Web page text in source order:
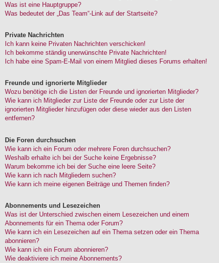
Was ist eine Hauptgruppe?
Was bedeutet der „Das Team“-Link auf der Startseite?
Private Nachrichten
Ich kann keine Privaten Nachrichten verschicken!
Ich bekomme ständig unerwünschte Private Nachrichten!
Ich habe eine Spam-E-Mail von einem Mitglied dieses Forums erhalten!
Freunde und ignorierte Mitglieder
Wozu benötige ich die Listen der Freunde und ignorierten Mitglieder?
Wie kann ich Mitglieder zur Liste der Freunde oder zur Liste der
ignorierten Mitglieder hinzufügen oder diese wieder aus den Listen
entfernen?
Die Foren durchsuchen
Wie kann ich ein Forum oder mehrere Foren durchsuchen?
Weshalb erhalte ich bei der Suche keine Ergebnisse?
Warum bekomme ich bei der Suche eine leere Seite?
Wie kann ich nach Mitgliedern suchen?
Wie kann ich meine eigenen Beiträge und Themen finden?
Abonnements und Lesezeichen
Was ist der Unterschied zwischen einem Lesezeichen und einem
Abonnements für ein Thema oder Forum?
Wie kann ich ein Lesezeichen auf ein Thema setzen oder ein Thema
abonnieren?
Wie kann ich ein Forum abonnieren?
Wie deaktiviere ich meine Abonnements?